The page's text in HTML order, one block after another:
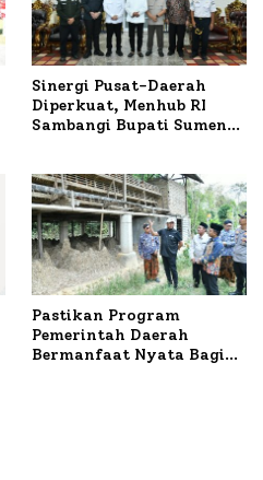
Sinergi Pusat-Daerah
Diperkuat, Menhub RI
Sambangi Bupati Sumenep
Pastikan Program
Pemerintah Daerah
Bermanfaat Nyata Bagi